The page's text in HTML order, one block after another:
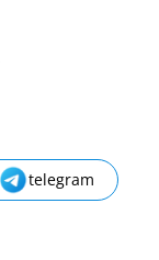
telegram